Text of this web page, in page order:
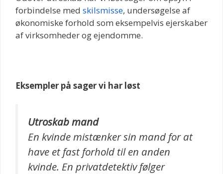
forbindelse med skilsmisse, undersøgelse af
økonomiske forhold som eksempelvis ejerskaber
af virksomheder og ejendomme.
Eksempler på sager vi har løst
Utroskab mand
En kvinde mistænker sin mand for at
have et fast forhold til en anden
kvinde. En privatdetektiv følger